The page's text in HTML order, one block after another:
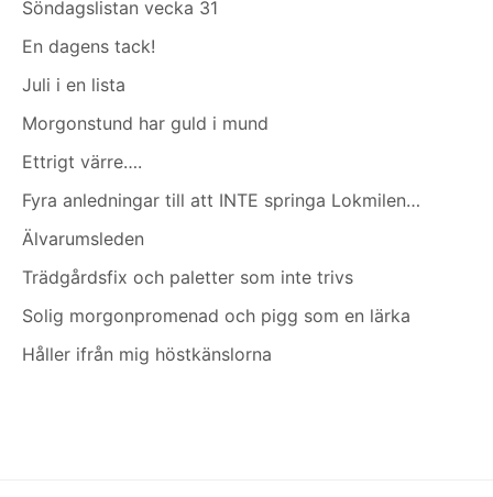
Söndagslistan vecka 31
En dagens tack!
Juli i en lista
Morgonstund har guld i mund
Ettrigt värre….
Fyra anledningar till att INTE springa Lokmilen…
Älvarumsleden
Trädgårdsfix och paletter som inte trivs
Solig morgonpromenad och pigg som en lärka
Håller ifrån mig höstkänslorna